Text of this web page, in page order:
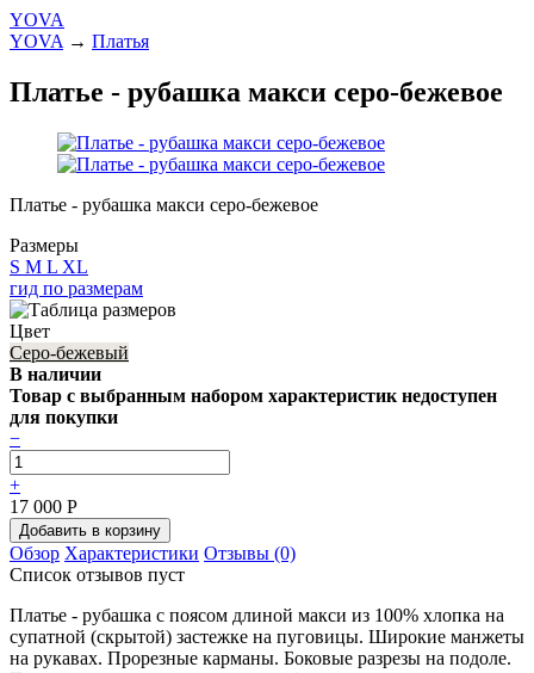
YOVA
YOVA → Платья
Платье - рубашка макси серо-бежевое
Платье - рубашка макси серо-бежевое
Размеры
S M L XL
гид по размерам
Цвет
Серо-бежевый
В наличии
Товар с выбранным набором характеристик недоступен
для покупки
−
+
17 000 Р
Обзор Характеристики Отзывы (0)
Список отзывов пуст
Платье - рубашка с поясом длиной макси из 100% хлопка на
супатной (скрытой) застежке на пуговицы. Широкие манжеты
на рукавах. Прорезные карманы. Боковые разрезы на подоле.